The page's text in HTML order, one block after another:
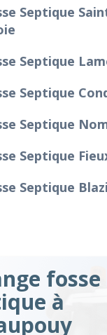
Septique
Septique
Septique
Septique
Septique
Septique
fosse
à